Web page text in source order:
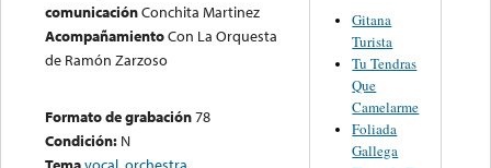
comunicaciónConchita Martinez
AcompañamientoCon La Orquesta
de Ramón Zarzoso
Formato de grabación78
Condición: N
Gitana
Turista
Tu Tendras
Que
Camelarme
Foliada
Gallega